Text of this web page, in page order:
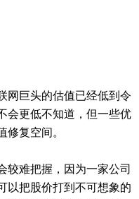
网巨头的估值已经低到令
会更低不知道，但一些优
修复空间。
较难把握，因为一家公司
以把股价打到不可想象的